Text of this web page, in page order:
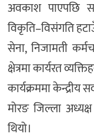
अवकाश पाएपछि
विकृति–विसंगति
सेना, निजामती
क्षेत्रमा कार्यरत
कार्यक्रममा केन्द्रीय
मोरङ जिल्ला
थियो।